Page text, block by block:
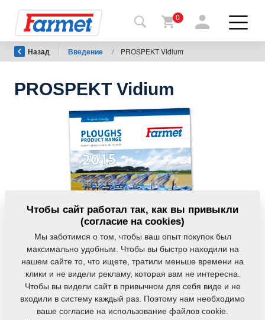
Назад
на
скачиванию
0
Назад Введение / PROSPEKT Vidium
PROSPEKT Vidium
Чтобы сайт работал так, как вы привыкли
(согласие на cookies)
Мы заботимся о том, чтобы ваш опыт покупок был
максимально удобным. Чтобы вы быстро находили на
нашем сайте то, что ищете, тратили меньше времени на
клики и не видели рекламу, которая вам не интересна.
Чтобы вы видели сайт в привычном для себя виде и не
входили в систему каждый раз. Поэтому нам необходимо
ваше согласие на использование файлов cookie.